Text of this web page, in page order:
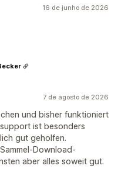
16 de junho de 2026
7 de agosto de 2026
und bisher funktioniert
ist besonders
gut geholfen.
Download-
aber alles soweit gut.